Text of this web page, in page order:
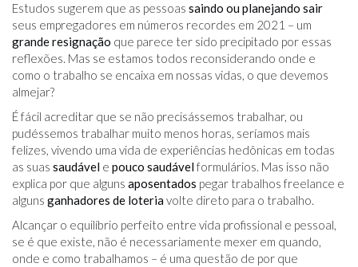
Estudos sugerem que as pessoas saindo ou planejando sair
seus empregadores em números recordes em 2021 – um
grande resignação que parece ter sido precipitado por essas
reflexões. Mas se estamos todos reconsiderando onde e
como o trabalho se encaixa em nossas vidas, o que devemos
almejar?
É fácil acreditar que se não precisássemos trabalhar, ou
pudéssemos trabalhar muito menos horas, seríamos mais
felizes, vivendo uma vida de experiências hedônicas em todas
as suas saudável e pouco saudávelformulários. Mas isso não
explica por que alguns aposentados pegar trabalhos freelance e
alguns ganhadores de loteriavolte direto para o trabalho.
Alcançar o equilíbrio perfeito entre vida profissional e pessoal,
se é que existe, não é necessariamente mexer em quando,
onde e como trabalhamos – é uma questão de por que